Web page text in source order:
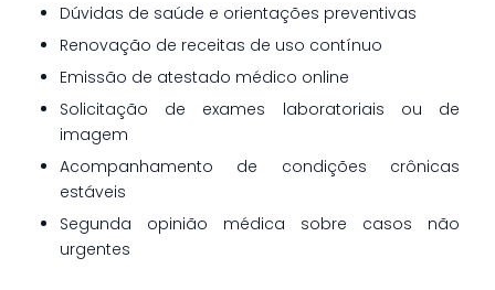
Dúvidas de saúde e orientações preventivas
Renovação de receitas de uso contínuo
Emissão de atestado médico online
Solicitação de exames laboratoriais ou de
imagem
Acompanhamento de condições crônicas
estáveis
Segunda opinião médica sobre casos não
urgentes